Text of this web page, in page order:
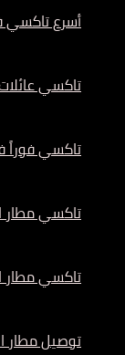
أسرع تاكسي
تاكسي
تاكسي فوراً
تاكسي مطار الكويت 24 ساعة | تاكسي
تاكسي مطار
توصيل مطار